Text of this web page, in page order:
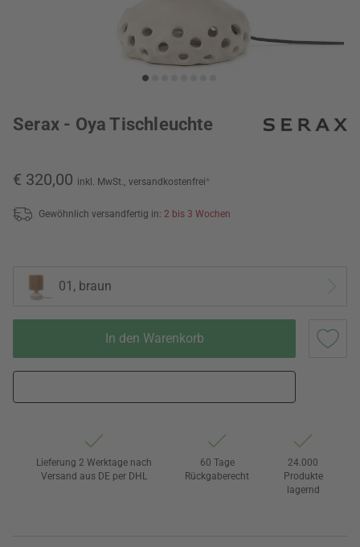
Serax - Oya Tischleuchte
€ 320,00 inkl. MwSt., versandkostenfrei*
Gewöhnlich versandfertig in: 2 bis 3 Wochen
01, braun
In den Warenkorb
Lieferung 2 Werktage nach
Versand aus DE per DHL
60 Tage
Rückgaberecht
24.000
Produkte
lagernd